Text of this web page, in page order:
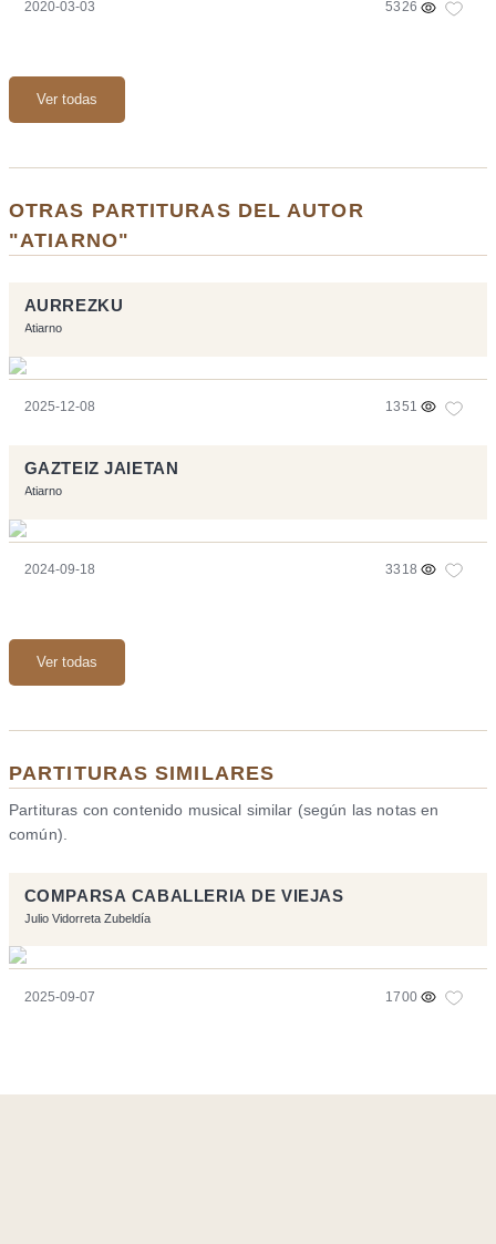
2020-03-03 5326
Ver todas
OTRAS PARTITURAS DEL AUTOR
"ATIARNO"
AURREZKU
Atiarno
2025-12-08 1351
GAZTEIZ JAIETAN
Atiarno
2024-09-18 3318
Ver todas
PARTITURAS SIMILARES
Partituras con contenido musical similar (según las notas en
común).
COMPARSA CABALLERIA DE VIEJAS
Julio Vidorreta Zubeldía
2025-09-07 1700